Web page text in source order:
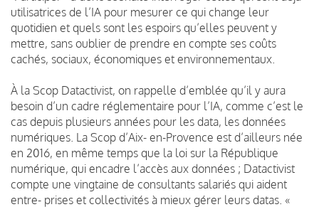
utilisatrices de l’IA pour mesurer ce qui change leur
quotidien et quels sont les espoirs qu’elles peuvent y
mettre, sans oublier de prendre en compte ses coûts
cachés, sociaux, économiques et environnementaux.
À la Scop Datactivist, on rappelle d’emblée qu’il y aura
besoin d’un cadre réglementaire pour l’IA, comme c’est le
cas depuis plusieurs années pour les data, les données
numériques. La Scop d’Aix- en-Provence est d’ailleurs née
en 2016, en même temps que la loi sur la République
numérique, qui encadre l’accès aux données ; Datactivist
compte une vingtaine de consultants salariés qui aident
entre- prises et collectivités à mieux gérer leurs datas. «